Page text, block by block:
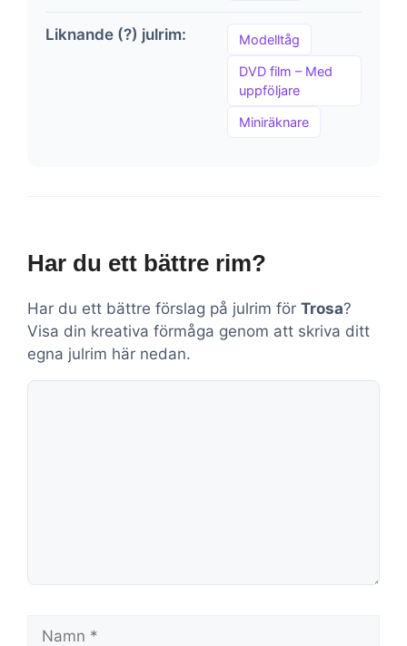
Liknande (?) julrim: Modelltåg
DVD film – Med
uppföljare
Miniräknare
Har du ett bättre rim?
Har du ett bättre förslag på julrim för Trosa?
Visa din kreativa förmåga genom att skriva ditt
egna julrim här nedan.
Kommentar